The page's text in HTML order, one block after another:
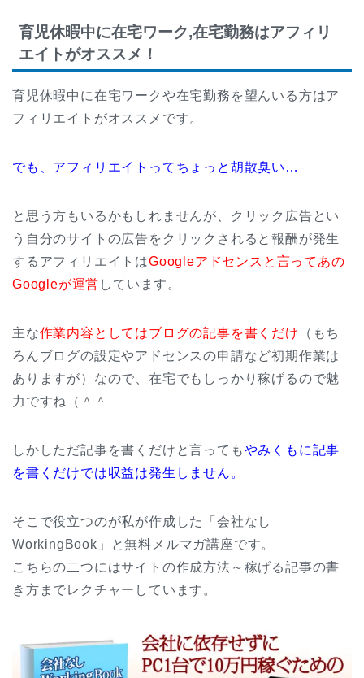
育児休暇中に在宅ワーク,在宅勤務はアフィリ
エイトがオススメ！
育児休暇中に在宅ワークや在宅勤務を望んいる方はア
フィリエイトがオススメです。
でも、アフィリエイトってちょっと胡散臭い…
と思う方もいるかもしれませんが、クリック広告とい
う自分のサイトの広告をクリックされると報酬が発生
するアフィリエイトはGoogleアドセンスと言ってあの
Googleが運営 しています。
主な作業内容としてはブログの記事を書くだけ
（もち
ろんブログの設定やアドセンスの申請など初期作業は
ありますが）なので、在宅でもしっかり稼げるので魅
力ですね（＾＾
しかしただ記事を書くだけと言ってもやみくもに記事
を書くだけでは収益は発生しません。
そこで役立つのが私が作成した「会社なし
WorkingBook」と無料メルマガ講座です。
こちらの二つにはサイトの作成方法～稼げる記事の書
き方までレクチャーしています。